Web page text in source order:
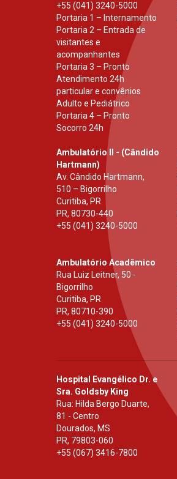
+55 (041) 3240-5000
Portaria 1 – Internamento
Portaria 2 – Entrada de
visitantes e
acompanhantes
Portaria 3 – Pronto
Atendimento 24h
particular e convênios
Adulto e Pediátrico
Portaria 4 – Pronto
Socorro 24h
Ambulatório II - (Cândido
Hartmann)
Av. Cândido Hartmann,
510 – Bigorrilho
Curitiba, PR
PR, 80730-440
+55 (041) 3240-5000
Ambulatório Acadêmico
Rua Luiz Leitner, 50 -
Bigorrilho
Curitiba, PR
PR, 80710-390
+55 (041) 3240-5000
Hospital Evangélico Dr. e
Sra. Goldsby King
Rua: Hilda Bergo Duarte,
81 - Centro
Dourados, MS
PR, 79803-060
+55 (067) 3416-7800